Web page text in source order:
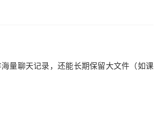
量聊天记录，还能长期保留大文件（如课